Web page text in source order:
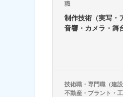
職
制作技術（実写・
音響・カメラ・舞
技術職・専門職（建
不動産・プラント・工